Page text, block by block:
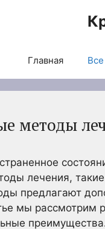
Главная
методы
лечения,
предлагают
мы